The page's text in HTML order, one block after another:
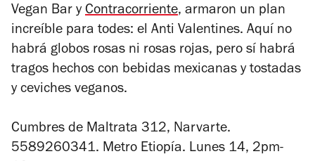
Vegan Bar y Contracorriente, armaron un plan
increíble para todes: el Anti Valentines. Aquí no
habrá globos rosas ni rosas rojas, pero sí habrá
tragos hechos con bebidas mexicanas y tostadas
y ceviches veganos.
Cumbres de Maltrata 312, Narvarte.
5589260341. Metro Etiopía. Lunes 14, 2pm-